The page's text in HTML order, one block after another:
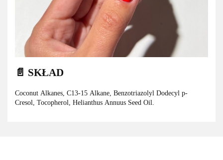
📄 SKŁAD
Coconut Alkanes, C13-15 Alkane, Benzotriazolyl Dodecyl p-
Cresol, Tocopherol, Helianthus Annuus Seed Oil.